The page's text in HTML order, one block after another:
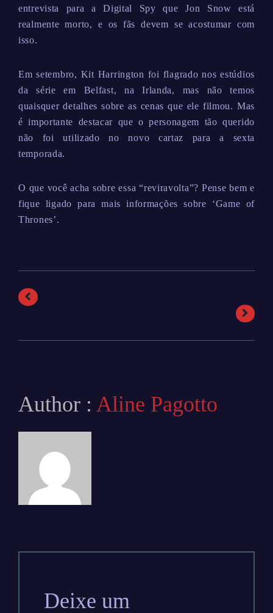
entrevista para a Digital Spy que Jon Snow está
realmente morto, e os fãs devem se acostumar com
isso.
Em setembro, Kit Harrington foi flagrado nos estúdios
da série em Belfast, na Irlanda, mas não temos
quaisquer detalhes sobre as cenas que ele filmou. Mas
é importante destacar que o personagem tão querido
não foi utilizado no novo cartaz para a sexta
temporada.
O que você acha sobre essa “reviravolta”? Pense bem e
fique ligado para mais informações sobre ‘Game of
Thrones’.
Author : Aline Pagotto
Deixe um